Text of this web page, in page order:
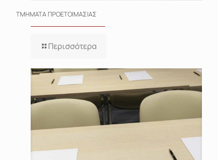
ΤΜΗΜΑΤΑ ΠΡΟΕΤΟΙΜΑΣΙΑΣ
Περισσότερα